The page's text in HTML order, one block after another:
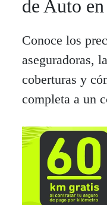
de Auto
Conoce los
aseguradoras,
coberturas y
completa a un